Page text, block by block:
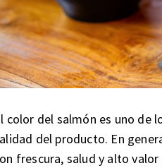
color del salmón es uno de
del producto. En
frescura, salud y alto